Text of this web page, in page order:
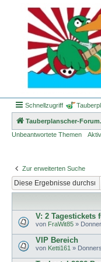
Schnellzugriff
Tauberplanscher-
Unbeantwortete Themen
Zur erweiterten Suche
V: 2 Tagestickets
von FraWit85 »
VIP Bereich
von Ketti161 »